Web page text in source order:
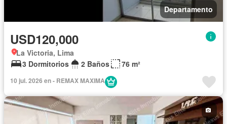
Departamento
USD120,000
La Victoria, Lima
3 Dormitorios
2 Baños 76 m²
10 jul. 2026 en - REMAX MAXIMA